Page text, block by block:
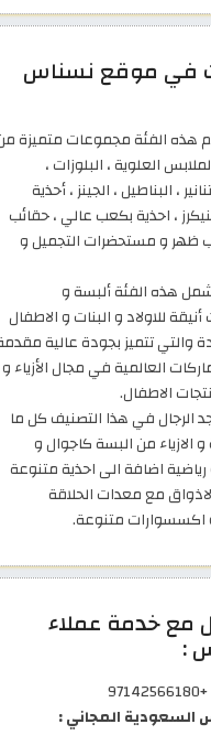
في موقع نسناس
هذه الفئة مجموعات متميزة
العلوية ، البلوزات ،
، البناطيل ، الجينز ، أحذية
، احذية بكعب عالي ، حقائب
ظهر و مستحضرات التجميل و
هذه الفئة ألبسة و
للاولاد و البنات و الاطفال
والتي تتميز بجودة عالية
العالمية في مجال الأزياء و
الاطفال.
الرجال في هذا التصنيف كل ما
الازياء من البسة كاجوال و
اضافة الى احذية متنوعة
مع معدات الحلاقة
اكسسوارات متنوعة.
مع خدمة عملاء
:
+97142566180
السعودية المجاني :